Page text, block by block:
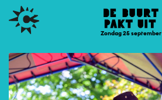
Zondag 25 september